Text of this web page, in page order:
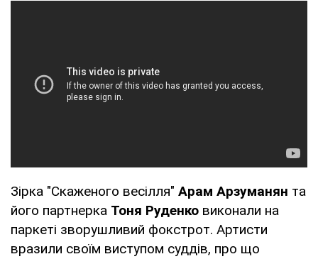
Зірка "Скаженого весілля" Арам Арзуманян та
його партнерка Тоня Руденко виконали на
паркеті зворушливий фокстрот. Артисти
вразили своїм виступом суддів, про що